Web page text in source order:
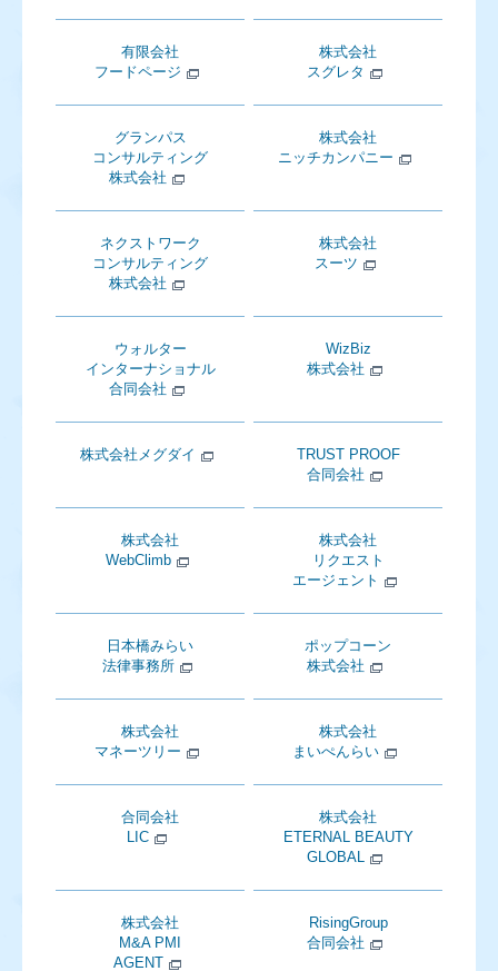
有限会社
フードページ
株式会社
スグレタ
グランパス
コンサルティング
株式会社
株式会社
ニッチカンパニー
ネクストワーク
コンサルティング
株式会社
株式会社
スーツ
ウォルター
インターナショナル
合同会社
WizBiz
株式会社
株式会社メグダイ
TRUST PROOF
合同会社
株式会社
WebClimb
株式会社
リクエスト
エージェント
日本橋みらい
法律事務所
ポップコーン
株式会社
株式会社
マネーツリー
株式会社
まいぺんらい
合同会社
LIC
株式会社
ETERNAL BEAUTY
GLOBAL
株式会社
M&A PMI
AGENT
RisingGroup
合同会社